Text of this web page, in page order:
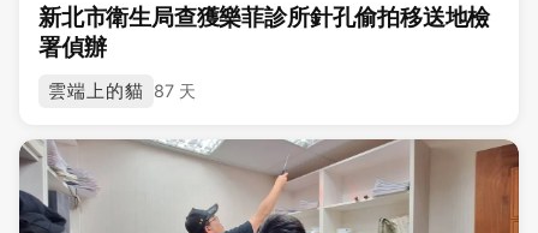
新北市衛生局查獲樂菲診所針孔偷拍移送地檢
署偵辦
雲端上的貓 87 天